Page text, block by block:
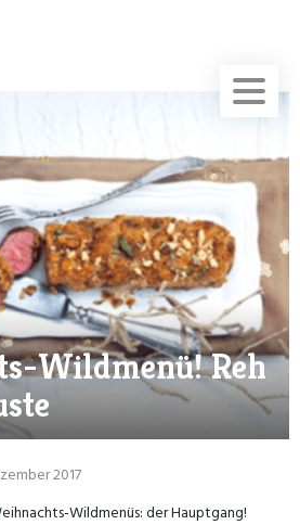
Wildmenü! Reh
2017
Wildmenüs: der Hauptgang!